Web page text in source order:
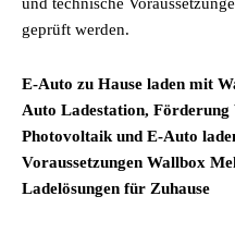
geprüft werden.
E-Auto zu Hause laden mit
Auto Ladestation,
Photovoltaik und E-Auto
Voraussetzungen Wallbox
Ladelösungen für Zuhause